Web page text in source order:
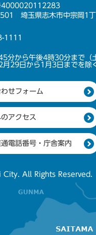
4000020112283
埼玉県志木市中宗岡1
1111
分から午後4時30分まで（
月29日から1月3日までを除
せフォーム
アクセス
電話番号・庁舎案内
City. All Rights Reserved.